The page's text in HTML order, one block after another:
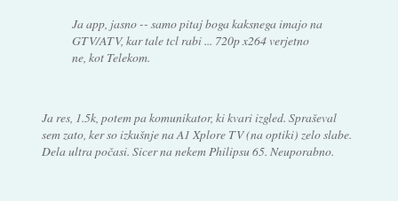
Ja app, jasno -- samo pitaj boga kaksnega imajo na
GTV/ATV, kar tale tcl rabi ... 720p x264 verjetno
ne, kot Telekom.
Ja res, 1.5k, potem pa komunikator, ki kvari izgled. Spraševal
sem zato, ker so izkušnje na A1 Xplore TV (na optiki) zelo slabe.
Dela ultra počasi. Sicer na nekem Philipsu 65. Neuporabno.